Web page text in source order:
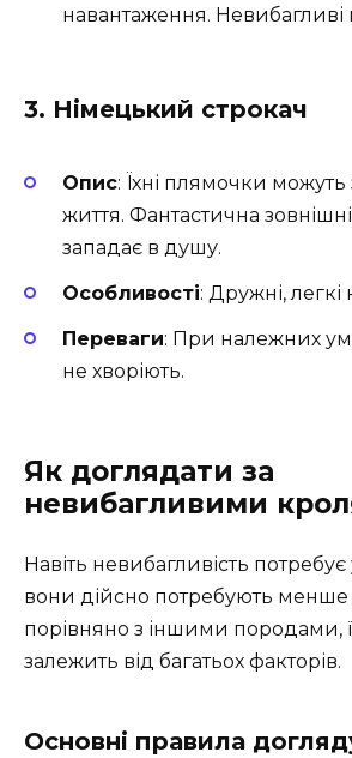
навантаження. Невибагливі
3. Німецький строкач
Опис: Їхні плямочки
життя. Фантастична
западає в душу.
Особливості: Дружні, легкі
Переваги: При належних
не хворіють.
Як доглядати за
невибагливими
Навіть невибагливість
вони дійсно потребують менше
порівняно з іншими породами,
залежить від багатьох факторів.
Основні правила